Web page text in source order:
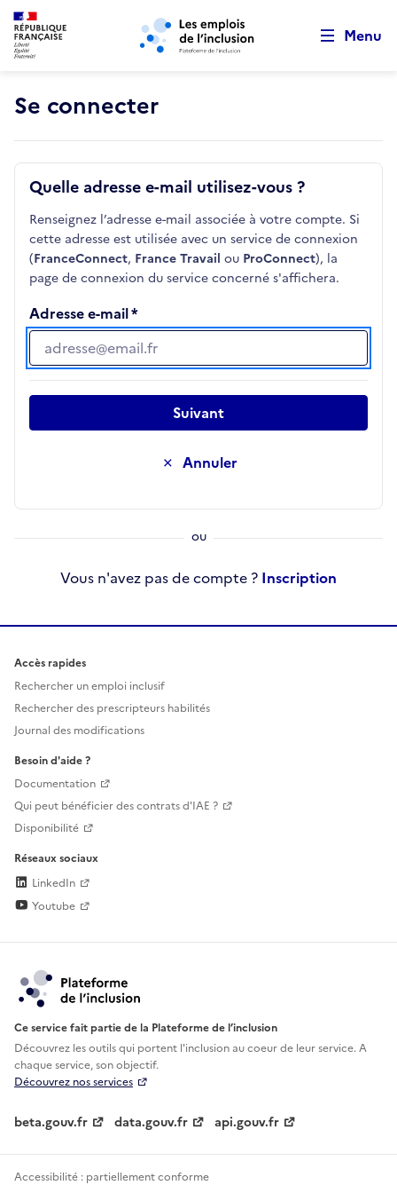
Aller au menu principal Aller au contenu principal
Menu
Se connecter
Quelle adresse e-mail utilisez-vous ?
Renseignez l’adresse e-mail associée à votre compte. Si
cette adresse est utilisée avec un service de connexion
(FranceConnect, France Travail ou ProConnect), la
page de connexion du service concerné s'affichera.
Adresse e-mail
Adresse e-mail
Annuler
Suivant
Vous n'avez pas de compte ? Inscription
Accès rapides
Rechercher un emploi inclusif
Rechercher des prescripteurs habilités
Journal des modifications
Besoin d'aide ?
Documentation
Qui peut bénéficier des contrats d'IAE ?
Disponibilité
Réseaux sociaux
LinkedIn
Youtube
Ce service fait partie de la Plateforme de l’inclusion
Découvrez les outils qui portent l'inclusion aucoeur de leur service. A
chaque service, son objectif.
Découvrez nos services
beta.gouv.fr data.gouv.fr api.gouv.fr
Accessibilité : partiellement conforme
Retour au début de la page
Panneau de gestion des cookies